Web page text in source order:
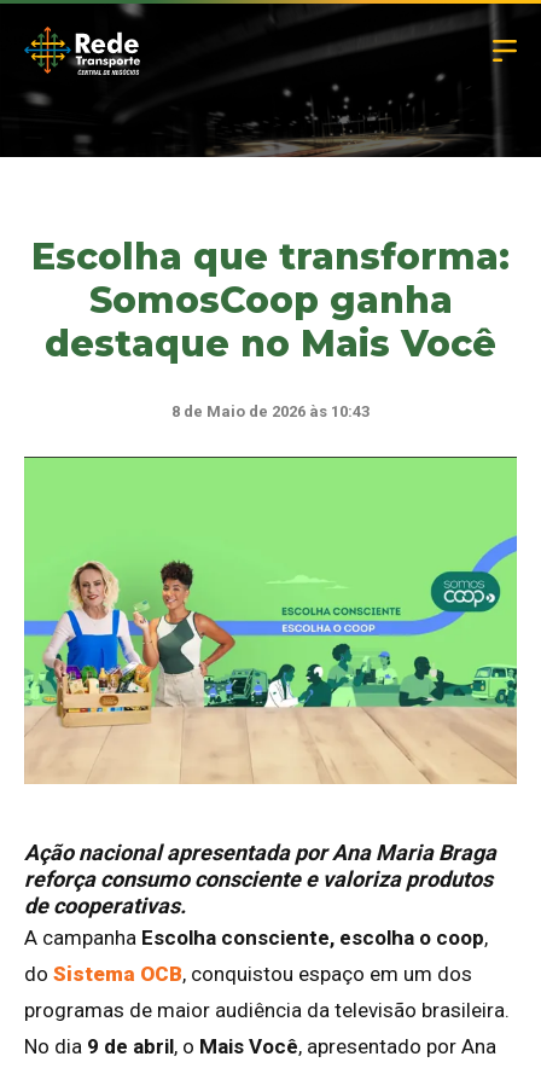
Escolha que transforma:
SomosCoop ganha
destaque no Mais Você
8 de Maio de 2026 às 10:43
Ação nacional apresentada por Ana Maria Braga
reforça consumo consciente e valoriza produtos
de cooperativas.
A campanha Escolha consciente, escolha o coop,
do Sistema OCB, conquistou espaço em um dos
programas de maior audiência da televisão brasileira.
No dia 9 de abril, o Mais Você, apresentado por Ana